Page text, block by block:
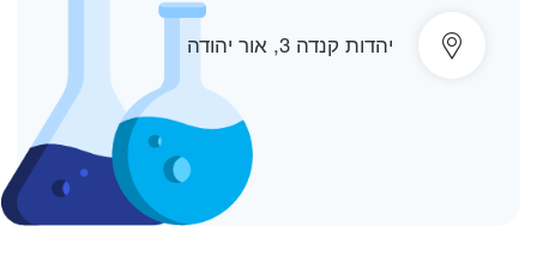
יהדות קנדה 3, אור יהודה